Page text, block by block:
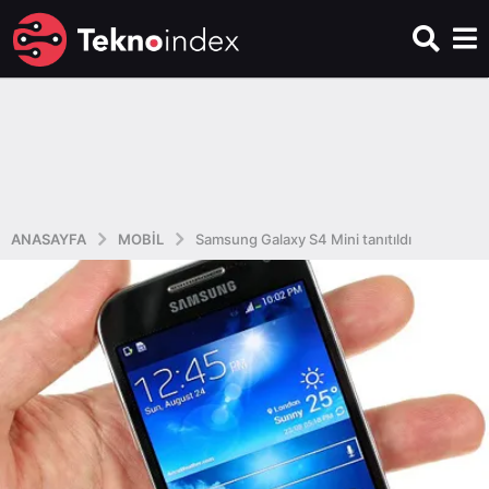
ANASAYFA MOBIL Samsung Galaxy S4 Mini tanıtıldı